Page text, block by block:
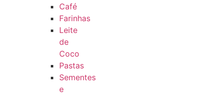
Café
Farinhas
Leite
de
Coco
Pastas
Sementes
e